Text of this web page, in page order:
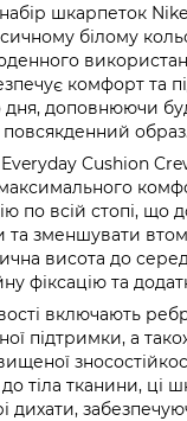
шкарпеток
білому
комфорт та
дня, доповнюючи
образ.
Cushion
по всій стопі, що
та зменшувати
висота до
фіксацію та
включають
підтримки, а
тіла тканини, ці
дихати,